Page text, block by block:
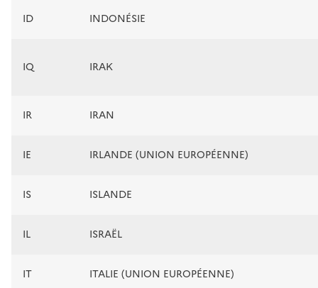
ID INDONÉSIE
IQ IRAK
IR IRAN
IE IRLANDE (UNION EUROPÉENNE)
IS ISLANDE
IL ISRAËL
IT ITALIE (UNION EUROPÉENNE)